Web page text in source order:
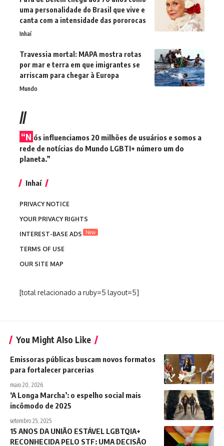
uma personalidade do Brasil que vive e
canta com a intensidade das pororocas
Inhaí
Travessia mortal: MAPA mostra rotas
por mar e terra em que imigrantes se
arriscam para chegar à Europa
Mundo
//
“N ós influenciamos 20 milhões de usuários e somos a
rede de notícias do Mundo LGBTI+ número um do
planeta.”
Inhaí
PRIVACY NOTICE
YOUR PRIVACY RIGHTS
INTEREST-BASE ADS
New
TERMS OF USE
OUR SITE MAP
[total relacionado a ruby=5 layout=5]
You Might Also Like
Emissoras públicas buscam novos formatos
para fortalecer parcerias
maio 20, 2026
‘A Longa Marcha’: o espelho social mais
incômodo de 2025
setembro 25, 2025
15 ANOS DA UNIÃO ESTÁVEL LGBTQIA+
RECONHECIDA PELO STF: UMA DECISÃO